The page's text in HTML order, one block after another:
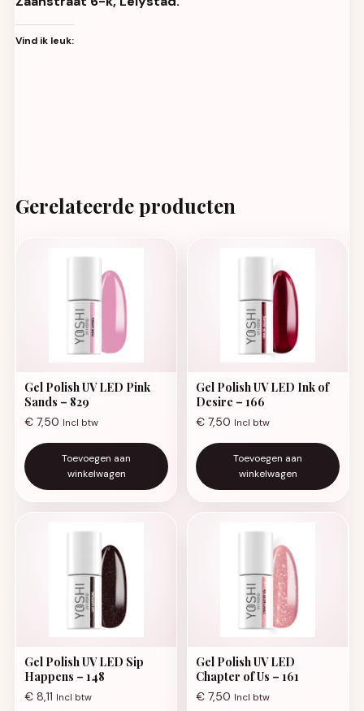
Vind ik leuk:
Gerelateerde producten
Gel Polish UV LED Pink
Sands – 829
€ 7,50 Incl btw
Toevoegen aan
winkelwagen
Gel Polish UV LED Ink of
Desire – 166
€ 7,50 Incl btw
Toevoegen aan
winkelwagen
Gel Polish UV LED Sip
Happens – 148
€ 8,11 Incl btw
Gel Polish UV LED
Chapter of Us – 161
€ 7,50 Incl btw